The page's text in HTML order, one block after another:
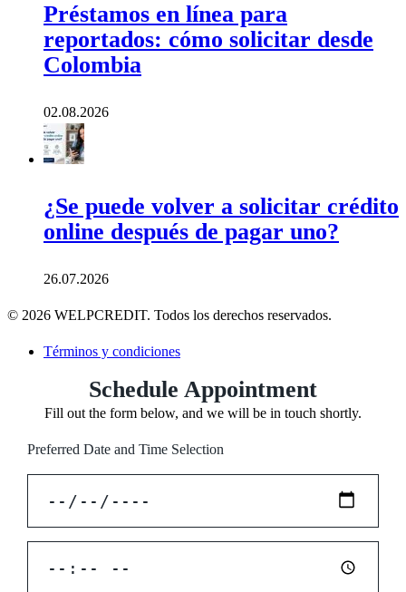
Préstamos en línea para
reportados: cómo solicitar desde
Colombia
02.08.2026
¿Se puede volver a solicitar crédito
online después de pagar uno?
26.07.2026
© 2026 WELPCREDIT. Todos los derechos reservados.
Términos y condiciones
Schedule Appointment
Fill out the form below, and we will be in touch shortly.
Preferred Date and Time Selection